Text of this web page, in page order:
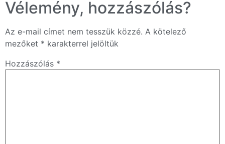
Vélemény, hozzászólás?
Az e-mail címet nem tesszük közzé. A kötelező
mezőket * karakterrel jelöltük
Hozzászólás *